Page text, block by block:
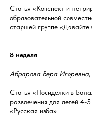
Статья «Конспект
образовательной
старшей группе «Давайте
8 неделя
Абрарова Вера Игоревна,
Статья «Посиделки в
развлечения для детей
«Русская изба»